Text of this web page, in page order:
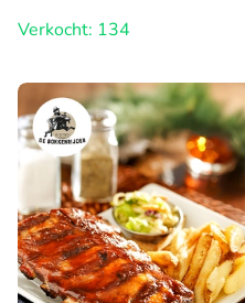
Verkocht: 134